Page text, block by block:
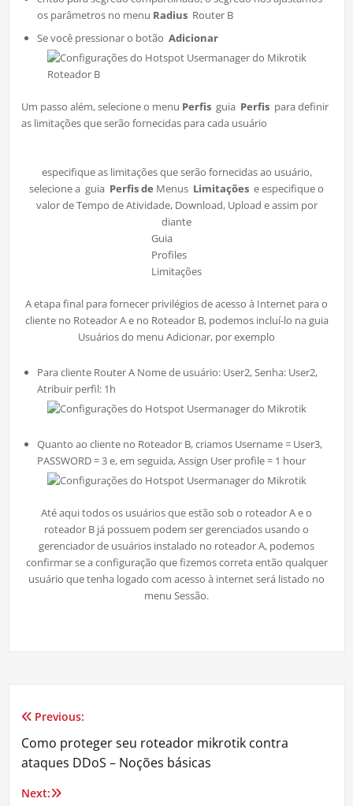
os parâmetros no menu Radius Router B
Se você pressionar o botão Adicionar
Roteador B
Um passo além, selecione o menu Perfis guia Perfis para definir
as limitações que serão fornecidas para cada usuário
especifique as limitações que serão fornecidas ao usuário,
selecione a guia Perfis de Menus Limitações e especifique o
valor de Tempo de Atividade, Download, Upload e assim por
diante
Guia
Profiles
Limitações
A etapa final para fornecer privilégios de acesso à Internet para o
cliente no Roteador A e no Roteador B, podemos incluí-lo na guia
Usuários do menu Adicionar, por exemplo
Para cliente Router A Nome de usuário: User2, Senha: User2,
Atribuir perfil: 1h
Quanto ao cliente no Roteador B, criamos Username = User3,
PASSWORD = 3 e, em seguida, Assign User profile = 1 hour
Até aqui todos os usuários que estão sob o roteador A e o
roteador B já possuem podem ser gerenciados usando o
gerenciador de usuários instalado no roteador A, podemos
confirmar se a configuração que fizemos correta então qualquer
usuário que tenha logado com acesso à internet será listado no
menu Sessão.
Navegação
de
Post
Previous:
Como proteger seu roteador mikrotik contra
ataques DDoS – Noções básicas
Next: